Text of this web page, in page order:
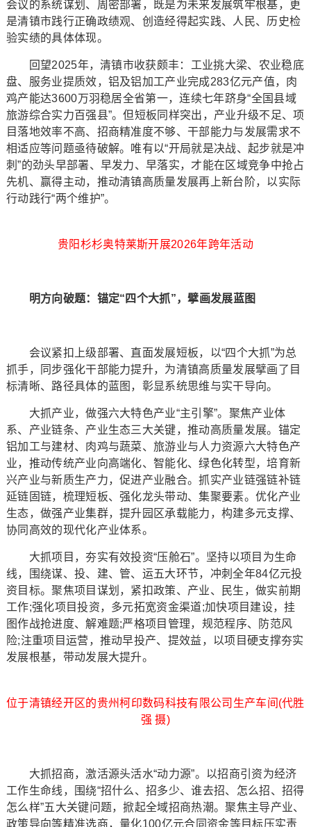
会议的系统谋划、周密部署，既是为未来发展筑牢根基，更
是清镇市践行正确政绩观、创造经得起实践、人民、历史检
验实绩的具体体现。
回望2025年，清镇市收获颇丰：工业挑大梁、农业稳底
盘、服务业提质效，铝及铝加工产业完成283亿元产值，肉
鸡产能达3600万羽稳居全省第一，连续七年跻身“全国县域
旅游综合实力百强县”。但短板同样突出，产业升级不足、项
目落地效率不高、招商精准度不够、干部能力与发展需求不
相适应等问题亟待破解。唯有以“开局就是决战、起步就是冲
刺”的劲头早部署、早发力、早落实，才能在区域竞争中抢占
先机、赢得主动，推动清镇高质量发展再上新台阶，以实际
行动践行“两个维护”。
贵阳杉杉奥特莱斯开展2026年跨年活动
明方向破题：锚定“四个大抓”，擘画发展蓝图
会议紧扣上级部署、直面发展短板，以“四个大抓”为总
抓手，同步强化干部能力提升，为清镇高质量发展擘画了目
标清晰、路径具体的蓝图，彰显系统思维与实干导向。
大抓产业，做强六大特色产业“主引擎”。聚焦产业体
系、产业链条、产业生态三大关键，推动高质量发展。锚定
铝加工与建材、肉鸡与蔬菜、旅游业与人力资源六大特色产
业，推动传统产业向高端化、智能化、绿色化转型，培育新
兴产业与新质生产力，促进产业融合。抓实产业链强链补链
延链固链，梳理短板、强化龙头带动、集聚要素。优化产业
生态，做强产业集群，提升园区承载能力，构建多元支撑、
协同高效的现代化产业体系。
大抓项目，夯实有效投资“压舱石”。坚持以项目为生命
线，围绕谋、投、建、管、运五大环节，冲刺全年84亿元投
资目标。聚焦项目谋划，紧扣政策、产业、民生，做实前期
工作;强化项目投资，多元拓宽资金渠道;加快项目建设，挂
图作战抢进度、解难题;严格项目管理，规范程序、防范风
险;注重项目运营，推动早投产、提效益，以项目硬支撑夯实
发展根基，带动发展大提升。
位于清镇经开区的贵州柯印数码科技有限公司生产车间(代胜
强 摄)
大抓招商，激活源头活水“动力源”。以招商引资为经济
工作生命线，围绕“招什么、招多少、谁去招、怎么招、招得
怎么样”五大关键问题，掀起全域招商热潮。聚焦主导产业、
政策导向等精准选商，量化100亿元合同资金等目标压实责